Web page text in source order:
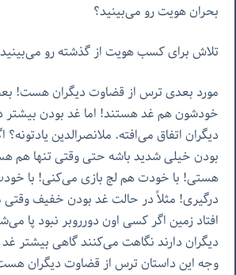
بحران هویت رو می‌بینید؟
تلاش برای کسب هویت از گذشته رو
مورد بعدی ترس از قضاوت دیگران هست!
خودشون هم غد هستند! اما غد بودن بیشتر در
دیگران اتفاق می‌افته. ملانصرالدین یادتونه؟
بودن خیلی شدید باشه حتی وقتی تنها هم
هستی! با خودت هم لج بازی می‌کنی! با
درگیری! مثلاً در حالت غد بودن خفیف وقتی
افتاد زمین اگر کسی اون دورروبر نبود پا
دیگران دارند نگاهت می‌کنند گاهی بیشتر
وجه این داستان ترس از قضاوت دیگران